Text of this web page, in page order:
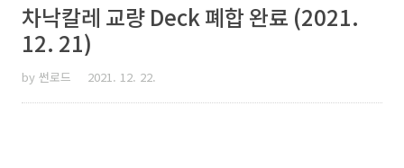
차낙칼레 교량 Deck 폐합 완료 (2021.
12. 21)
by 썬로드 2021. 12. 22.